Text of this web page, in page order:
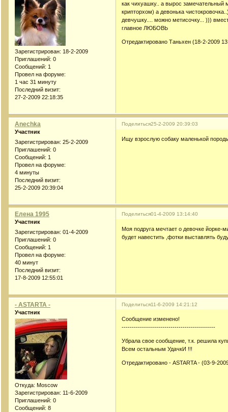
Зарегистрирован: 18-2-2009
Приглашений: 0
Сообщений: 1
Провел на форуме:
1 час 31 минуту
Последний визит:
27-2-2009 22:18:35
как чихуашку.. а вырос замечательный
крипторхом) а девонька
девчушку.... можно метисочку... )))
главное ЛЮБОВЬ
Отредактировано Таньхен (18-2-2009
Поделиться25-2-2009 20:39:03
Anechka
Участник
Зарегистрирован: 25-2-2009
Приглашений: 0
Сообщений: 1
Провел на форуме:
4 минуты
Последний визит:
25-2-2009 20:39:04
Ищу взрослую собаку маленькой
Поделиться01-4-2009 13:14:40
Елена 1995
Участник
Зарегистрирован: 01-4-2009
Приглашений: 0
Сообщений: 1
Провел на форуме:
40 минут
Последний визит:
17-8-2009 12:55:01
Моя подруга мечтает о девочке
будет навестить ,фотки выставлять
Поделиться11-6-2009 14:21:12
- ASTARTA -
Участник
Откуда: Moscow
Зарегистрирован: 11-6-2009
Приглашений: 0
Сообщений: 8
Сообщение изменено!
----------------------------------------------
Убрала свое сообщение, т.к. решила
Всем остальным УдачкИ !!!
Отредактировано - ASTARTA - (03-9-